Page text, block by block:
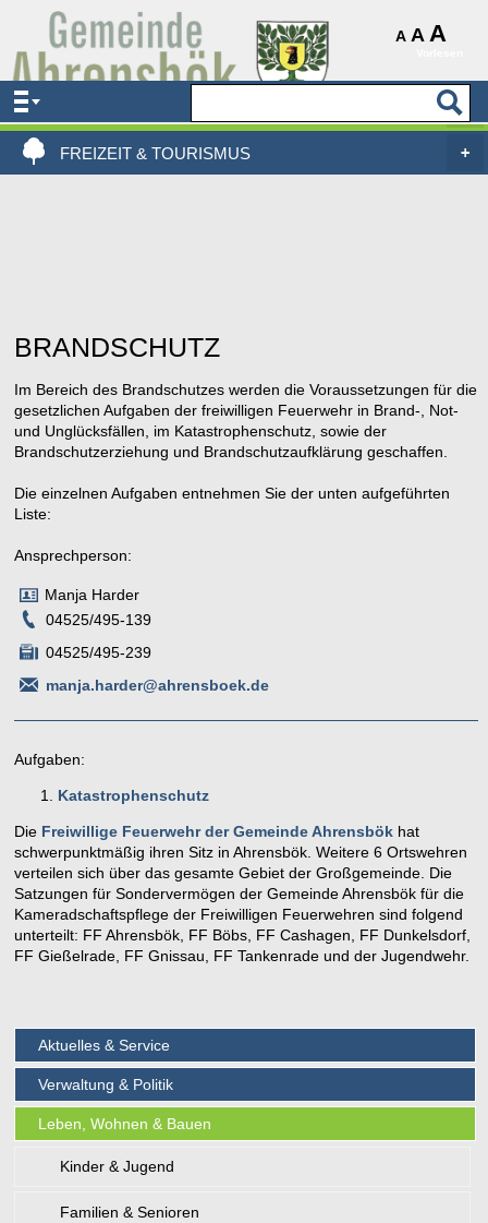
A A A
AKTUELLES & SERVICE
VERWALTUNG & POLITIK
FREIZEIT & TOURISMUS
BRANDSCHUTZ
Im Bereich des Brandschutzes werden die Voraussetzungen für die
gesetzlichen Aufgaben der freiwilligen Feuerwehr in Brand-, Not-
und Unglücksfällen, im Katastrophenschutz, sowie der
Brandschutzerziehung und Brandschutzaufklärung geschaffen.
Die einzelnen Aufgaben entnehmen Sie der unten aufgeführten
Liste:
Ansprechperson:
Manja Harder
04525/495-139
04525/495-239
manja.harder@ahrensboek.de
Aufgaben:
Katastrophenschutz
Die Freiwillige Feuerwehr der Gemeinde Ahrensbök hat
schwerpunktmäßig ihren Sitz in Ahrensbök. Weitere 6 Ortswehren
verteilen sich über das gesamte Gebiet der Großgemeinde. Die
Satzungen für Sondervermögen der Gemeinde Ahrensbök für die
Kameradschaftspflege der Freiwilligen Feuerwehren sind folgend
unterteilt: FF Ahrensbök, FF Böbs, FF Cashagen, FF Dunkelsdorf,
FF Gießelrade, FF Gnissau, FF Tankenrade und der Jugendwehr.
Aktuelles & Service
Verwaltung & Politik
Leben, Wohnen & Bauen
Kinder & Jugend
Familien & Senioren